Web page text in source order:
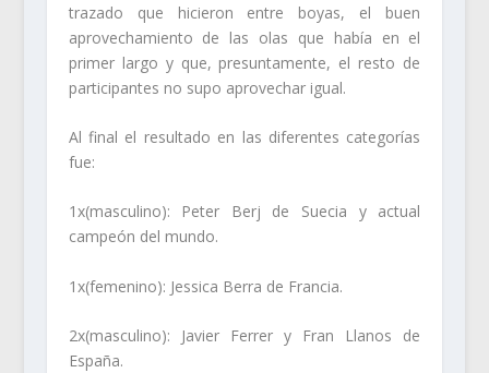
trazado que hicieron entre boyas, el buen
aprovechamiento de las olas que había en el
primer largo y que, presuntamente, el resto de
participantes no supo aprovechar igual.
Al final el resultado en las diferentes categorías
fue:
1x(masculino): Peter Berj de Suecia y actual
campeón del mundo.
1x(femenino): Jessica Berra de Francia.
2x(masculino): Javier Ferrer y Fran Llanos de
España.